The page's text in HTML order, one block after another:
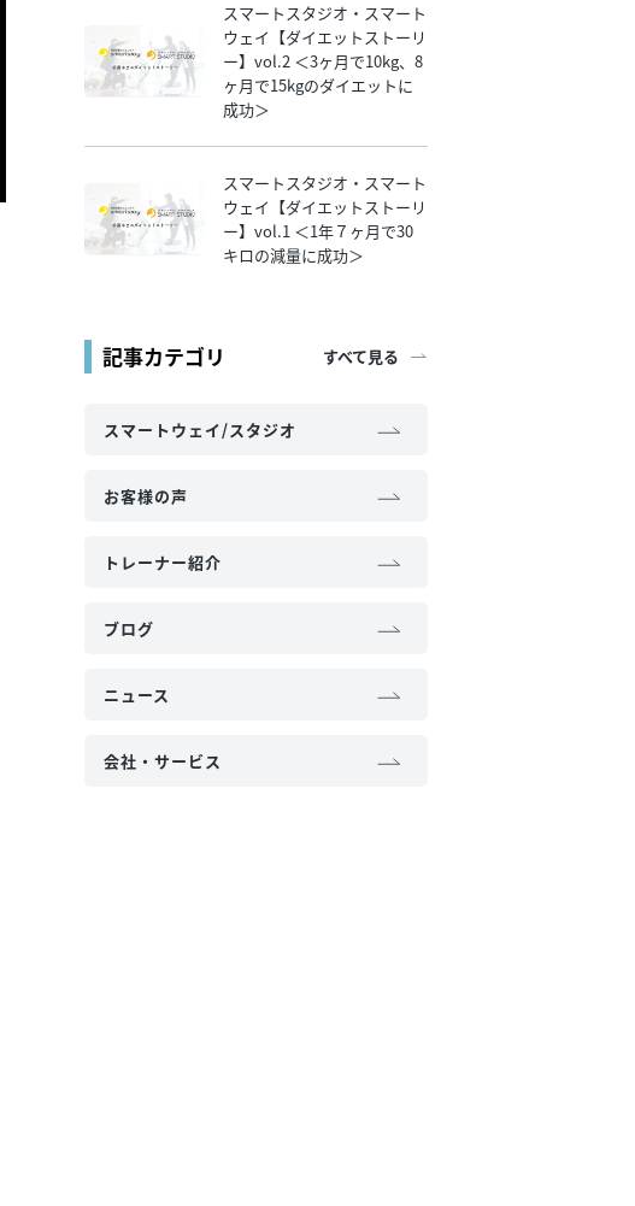
スマートスタジオ・スマート
ウェイ【ダイエットストーリ
ー】vol.2 ＜3ヶ月で10kg、8
ヶ月で15kgのダイエットに
成功＞
スマートスタジオ・スマート
ウェイ【ダイエットストーリ
ー】vol.1 ＜1年７ヶ月で30
キロの減量に成功＞
記事カテゴリ すべて見る
スマートウェイ/スタジオ
お客様の声
トレーナー紹介
ブログ
ニュース
会社・サービス